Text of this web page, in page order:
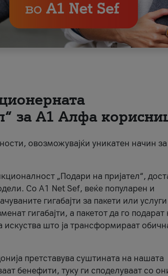
за А1 Алфа
овозможувајќи уникатен начин за
„Подари на пријател“,
Со A1 Net Sef, веќе популарен и
гигабајти за пакети или услуги
гигабајти, а пакетот да го подарат
искуства што ја трансформираат
претставува суштината на нашата
бенефити, туку ги споделуваат со